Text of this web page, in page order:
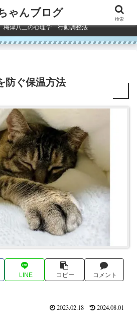
プ
梅津八三の心理学 行動調整法
防ぐ保温方法
LINE コピー コメント
2023.02.18 2024.08.01
ゃんブログ
検索